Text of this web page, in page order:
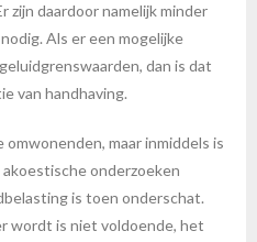
zijn daardoor namelijk minder
Als er een mogelijke
dan is dat
van handhaving.
maar inmiddels is
onderzoeken
is toen onderschat.
wordt is niet voldoende, het